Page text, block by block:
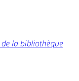
de la bibliothèque